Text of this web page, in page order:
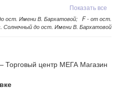
Показать все
ост. Имени В. Бархатовой; F - от ост.
Солнечный до ост. Имени В. Бархатовой
центр МЕГА Магазин